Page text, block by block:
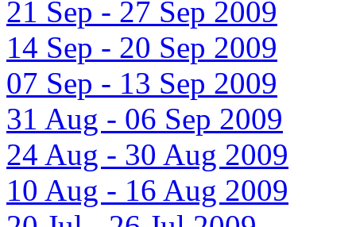
21 Sep - 27 Sep 2009
14 Sep - 20 Sep 2009
07 Sep - 13 Sep 2009
31 Aug - 06 Sep 2009
24 Aug - 30 Aug 2009
10 Aug - 16 Aug 2009